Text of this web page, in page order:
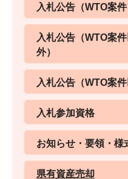
入札公告（WTO案件
入札公告（WTO案
外）
入札公告（WTO案
入札参加資格
お知らせ・要領・様
県有資産売却